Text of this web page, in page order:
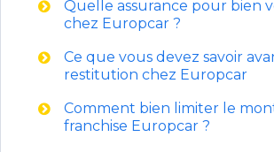
Quelle assurance pour bien
chez Europcar ?
Ce que vous devez savoir
restitution chez Europcar
Comment bien limiter le
franchise Europcar ?